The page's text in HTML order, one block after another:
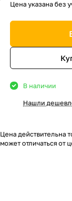
Цена указана без
В наличии
Нашли
Цена действительна
может отличаться от